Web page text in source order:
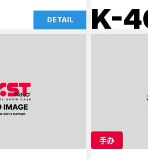
DETAIL K-
手办